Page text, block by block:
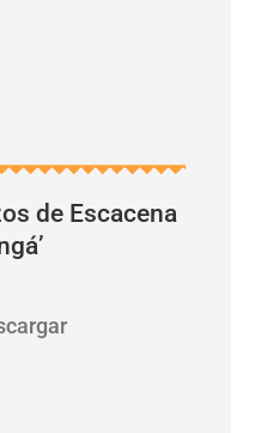
de Escacena